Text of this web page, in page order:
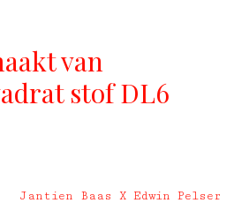
van
stof DL6
Jantien Baas X Edwin Pelser